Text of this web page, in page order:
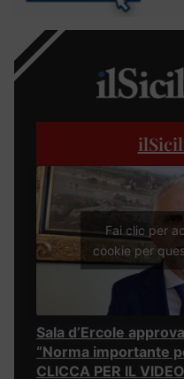
Fai clic per
cookie per
Sala d’Ercole
“Norma importante
CLICCA PER IL VIDEO